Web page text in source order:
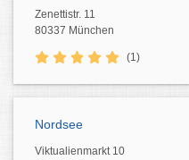
Zenettistr. 11
80337 München
(1)
Nordsee
Viktualienmarkt 10